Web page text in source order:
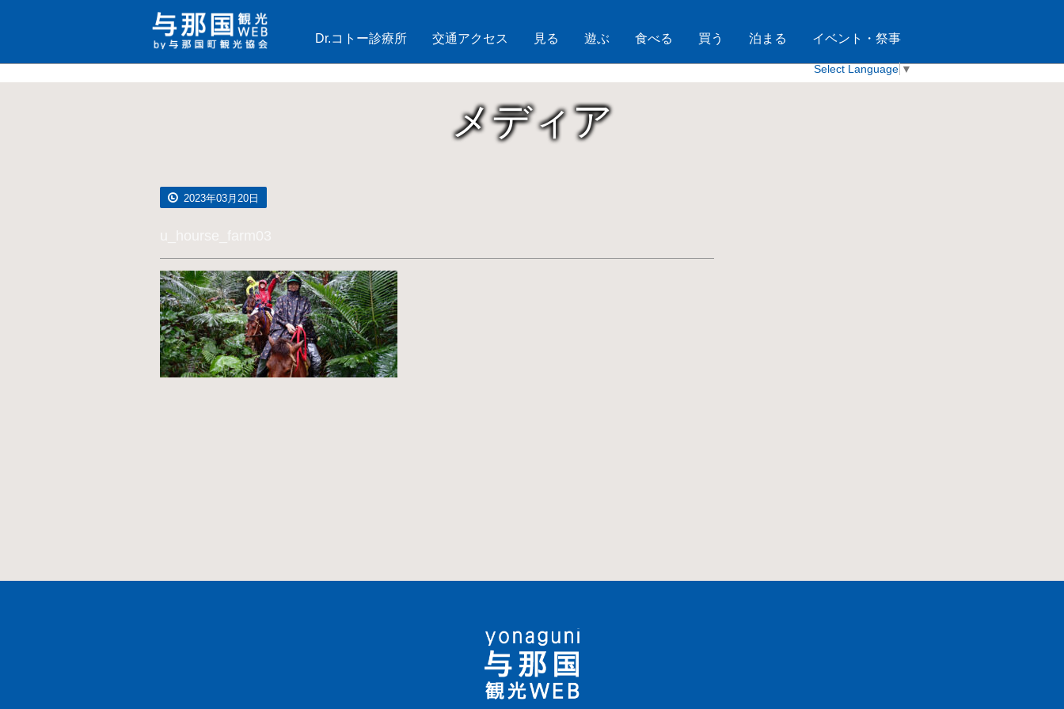
Dr.コトー診療所 交通アクセス 見る 遊ぶ 食べる 買う 泊まる イベント・祭事
Select Language ▼
メディア
2023年03月20日